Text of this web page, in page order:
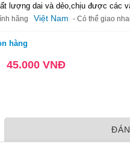
lượng dai và dẻo,chịu được các
hãng Việt Nam - Có thể giao
hàng
45.000 VNĐ